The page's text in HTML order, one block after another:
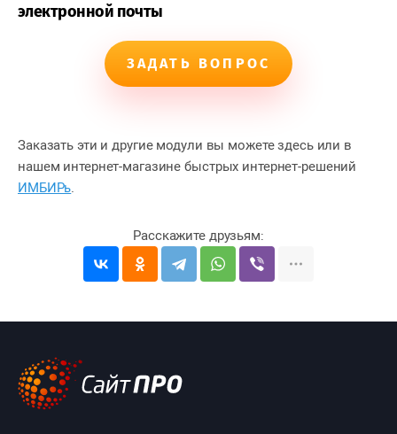
электронной почты
ЗАДАТЬ ВОПРОС
Заказать эти и другие модули вы можете здесь или в
нашем интернет-магазине быстрых интернет-решений
ИМБИРь.